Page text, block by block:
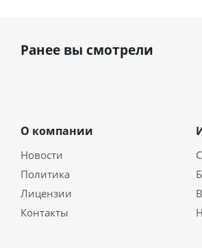
Ранее вы смотрели
О компании
Новости
Политика
Лицензии
Контакты